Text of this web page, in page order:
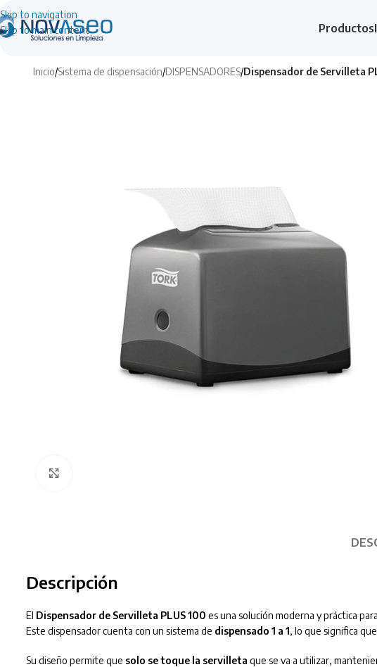
Skip to navigation
Skip to main content
Productos
Inicio/Sistema de dispensación/DISPENSADORES/Dispensador de Servilleta
Descripción
El Dispensador de Servilleta PLUS 100 es una solución moderna y práctica
Este dispensador cuenta con un sistema de dispensado 1 a 1, lo que significa
Su diseño permite que solo se toque la servilleta que se va a utilizar,